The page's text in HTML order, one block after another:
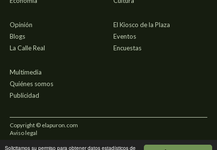
Solicitamos su permiso para obtener datos estadísticos de
Opinión
Blogs
La Calle Real
El Kiosco de la Plaza
Eventos
Encuestas
Multimedia
Quiénes somos
Publicidad
Copyright © elapuron.com
Aviso legal